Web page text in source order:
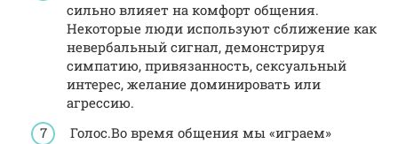
сильно влияет на комфорт общения.
Некоторые люди используют сближение как
невербальный сигнал, демонстрируя
симпатию, привязанность, сексуальный
интерес, желание доминировать или
агрессию.
Голос.Во время общения мы «играем»